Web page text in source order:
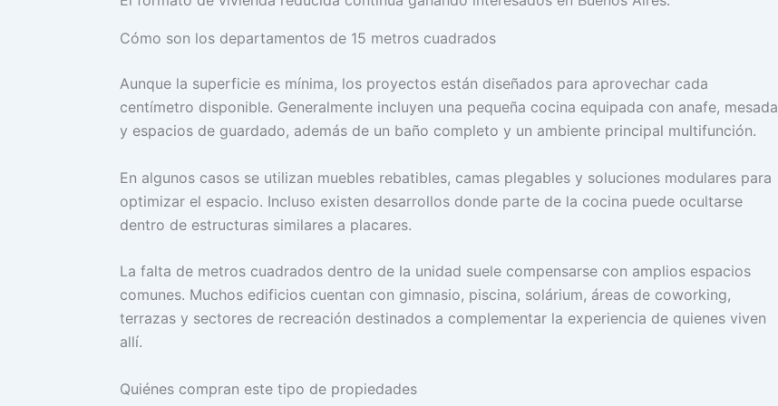
Cómo son los departamentos de 15 metros cuadrados
Aunque la superficie es mínima, los proyectos están diseñados para aprovechar cada
centímetro disponible. Generalmente incluyen una pequeña cocina equipada con anafe, mesada
y espacios de guardado, además de un baño completo y un ambiente principal multifunción.
En algunos casos se utilizan muebles rebatibles, camas plegables y soluciones modulares para
optimizar el espacio. Incluso existen desarrollos donde parte de la cocina puede ocultarse
dentro de estructuras similares a placares.
La falta de metros cuadrados dentro de la unidad suele compensarse con amplios espacios
comunes. Muchos edificios cuentan con gimnasio, piscina, solárium, áreas de coworking,
terrazas y sectores de recreación destinados a complementar la experiencia de quienes viven
allí.
Quiénes compran este tipo de propiedades